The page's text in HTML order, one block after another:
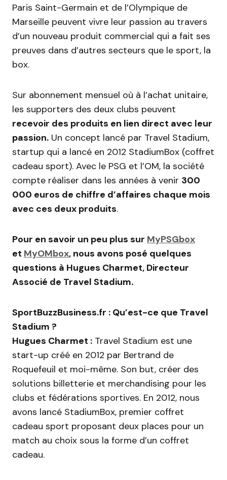
Paris Saint-Germain et de l’Olympique de
Marseille peuvent vivre leur passion au travers
d’un nouveau produit commercial qui a fait ses
preuves dans d’autres secteurs que le sport, la
box.
Sur abonnement mensuel où à l’achat unitaire,
les supporters des deux clubs peuvent
recevoir des produits en lien direct avec leur
passion. Un concept lancé par Travel Stadium,
startup qui a lancé en 2012 StadiumBox (coffret
cadeau sport). Avec le PSG et l’OM, la société
compte réaliser dans les années à venir 300
000 euros de chiffre d’affaires chaque mois
avec ces deux produits.
Pour en savoir un peu plus sur MyPSGbox
et MyOMbox, nous avons posé quelques
questions à Hugues Charmet, Directeur
Associé de Travel Stadium.
SportBuzzBusiness.fr : Qu’est-ce que Travel
Stadium ?
Hugues Charmet : Travel Stadium est une
start-up créé en 2012 par Bertrand de
Roquefeuil et moi-même. Son but, créer des
solutions billetterie et merchandising pour les
clubs et fédérations sportives. En 2012, nous
avons lancé StadiumBox, premier coffret
cadeau sport proposant deux places pour un
match au choix sous la forme d’un coffret
cadeau.